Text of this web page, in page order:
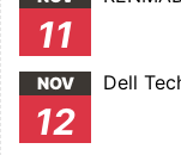
11
NOV
12
Dell